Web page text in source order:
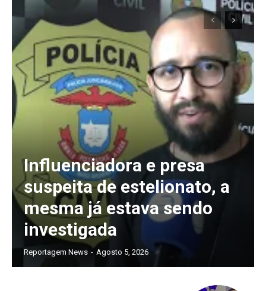
Influenciadora e presa
suspeita de estelionato, a
mesma já estava sendo
investigada
Reportagem News - Agosto 5, 2026